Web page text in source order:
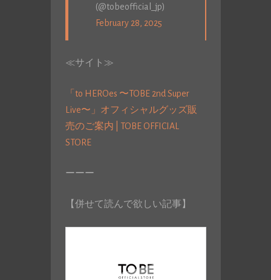
(@tobeofficial_jp)
February 28, 2025
≪サイト≫
「to HEROes 〜TOBE 2nd Super
Live〜」オフィシャルグッズ販
売のご案内 | TOBE OFFICIAL
STORE
ーーー
【併せて読んで欲しい記事】